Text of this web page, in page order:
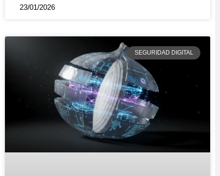
23/01/2026
SEGURIDAD DIGITAL